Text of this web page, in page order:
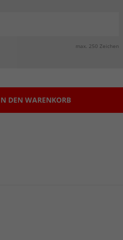
max. 250 Zeichen
DEN WARENKORB